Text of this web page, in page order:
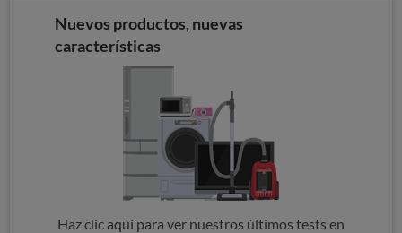
Nuevos productos, nuevas
características
Haz clic aquí para ver nuestros últimos tests en